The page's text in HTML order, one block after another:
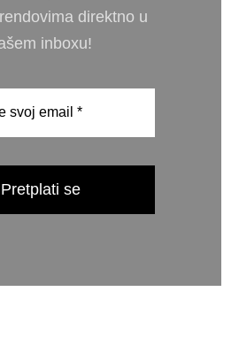
direktno u
inboxu!
Pretplati se